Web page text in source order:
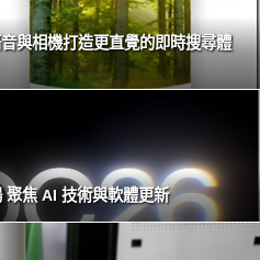
與相機打造更直覺的即時搜尋體
焦 AI 技術與軟體更新